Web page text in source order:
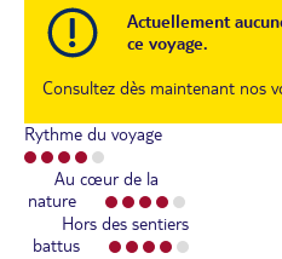
Actuellement
ce voyage.
Consultez dès maintenant nos
Rythme du voyage
Au cœur de la
nature
Hors des sentiers
battus